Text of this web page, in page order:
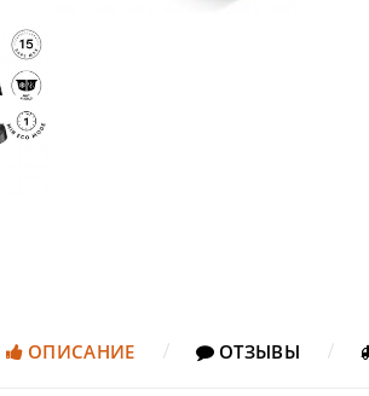
ОПИСАНИЕ ОТЗЫВЫ